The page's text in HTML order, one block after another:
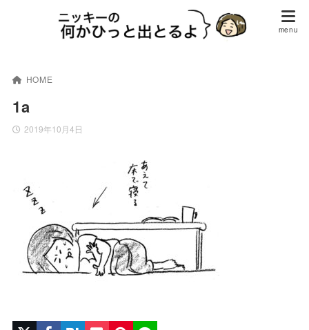
HOME
1a
2019年10月4日